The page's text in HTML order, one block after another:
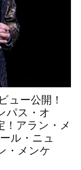
ュー公開！
パス・オ
！アラン・メ
ル・ニュ
・メンケ